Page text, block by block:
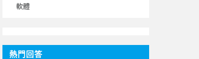
軟體
熱門回答